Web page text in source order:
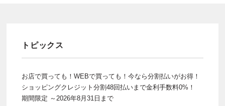
トピックス
お店で買っても！WEBで買っても！今なら分割払いがお得！
ショッピングクレジット分割48回払いまで金利手数料0%！
期間限定 ～2026年8月31日まで